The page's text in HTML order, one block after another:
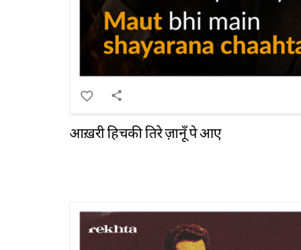
आख़री हिचकी तिरे ज़ानूँ पे आए